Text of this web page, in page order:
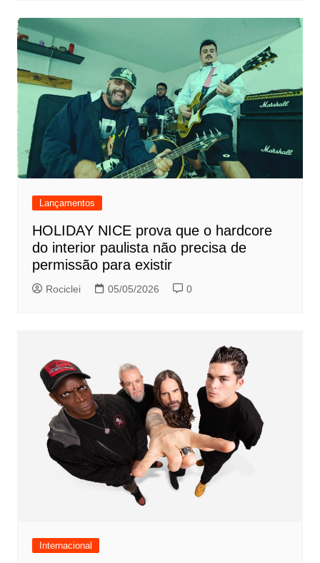
Lançamentos
HOLIDAY NICE prova que o hardcore
do interior paulista não precisa de
permissão para existir
Rociclei 05/05/2026 0
Internacional